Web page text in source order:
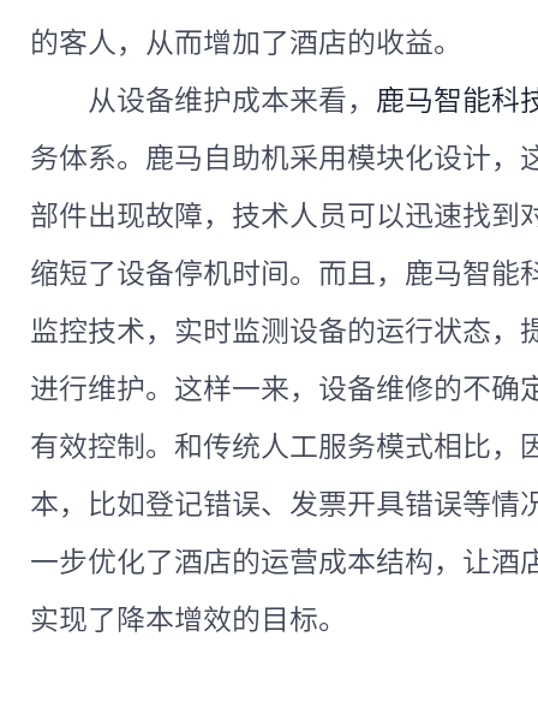
的客人，从而增加了酒店的收益。
从设备维护成本来看， 鹿马智能科
务体系。鹿马自助机采用模块化设计，
部件出现故障，技术人员可以迅速找到
缩短了设备停机时间。而且，鹿马智能
监控技术，实时监测设备的运行状态，
进行维护。这样一来，设备维修的不确
有效控制。和传统人工服务模式相比，
本，比如登记错误、发票开具错误等情
一步优化了酒店的运营成本结构，让酒
实现了降本增效的目标。